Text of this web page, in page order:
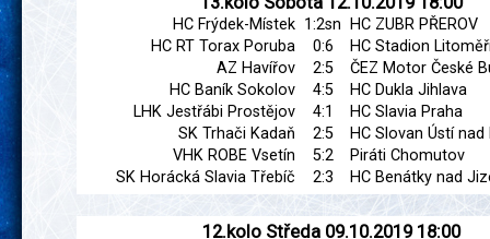
HC Frýdek-Místek 1:2sn
HC ZUBR PŘEROV
HC RT Torax Poruba
0:6
HC Stadion
AZ Havířov
2:5
ČEZ Motor České
HC Baník Sokolov
4:5
HC Dukla Jihlava
LHK Jestřábi Prostějov
4:1
HC Slavia Praha
SK Trhači Kadaň
2:5
HC Slovan Ústí nad
VHK ROBE Vsetín
5:2
Piráti Chomutov
SK Horácká Slavia Třebíč
2:3 HC Benátky nad
12.kolo Středa 09.10.2019 18:00